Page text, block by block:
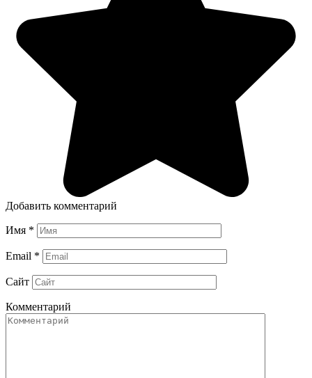
Добавить комментарий
Имя *
Email *
Сайт
Комментарий